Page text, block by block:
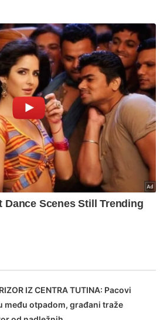
IZ CENTRA TUTINA: Pacovi
među otpadom, građani traže